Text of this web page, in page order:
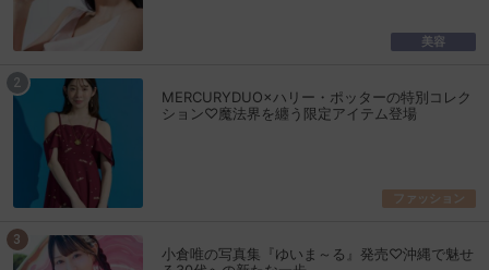
美容
MERCURYDUO×ハリー・ポッターの特別コレク
ション♡魔法界を纏う限定アイテム登場
ファッション
小倉唯の写真集『ゆいま～る』発売♡沖縄で魅せ